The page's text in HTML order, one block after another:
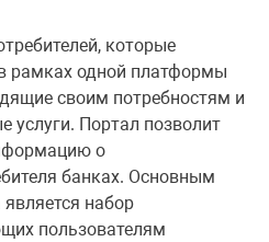
которые
рамках одной платформы
своим потребностям и
услуги. Портал позволит
о
банках. Основным
набор
пользователям